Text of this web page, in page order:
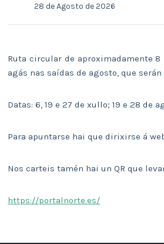
28 de Agosto de 2026
Ruta circular de aproximadamente
agás nas saídas de agosto, que
Datas: 6, 19 e 27 de xullo; 19 e 28 de
Para apuntarse hai que dirixirse á
Nos carteis tamén hai un QR que
https://portalnorte.es/